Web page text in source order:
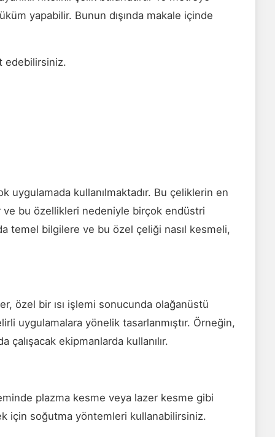
yapabilir. Bunun dışında makale içinde
edebilirsiniz.
uygulamada kullanılmaktadır. Bu çeliklerin en
ve bu özellikleri nedeniyle birçok endüstri
temel bilgilere ve bu özel çeliği nasıl kesmeli,
özel bir ısı işlemi sonucunda olağanüstü
uygulamalara yönelik tasarlanmıştır. Örneğin,
ekipmanlarda kullanılır.
plazma kesme veya lazer kesme gibi
için soğutma yöntemleri kullanabilirsiniz.